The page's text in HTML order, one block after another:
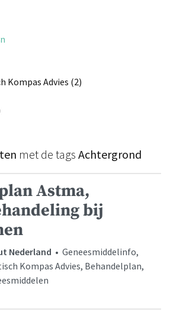
Kompas Advies (2)
met de tags Achtergrond
Astma,
bij
Nederland • Geneesmiddelinfo,
Kompas Advies, Behandelplan,